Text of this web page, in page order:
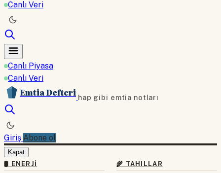
Canlı Veri
Canlı Piyasa
Canlı Veri
Emtia Defteri hap gibi emtia notları
Giriş Abone ol
Kapat
🛢 ENERJI
🌾 TAHILLAR